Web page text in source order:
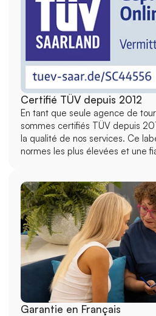
Certifié TÜV depuis 2012
En tant que seule agence de
sommes certifiés TÜV depuis
la qualité de nos services. Ce
normes les plus élevées et une
Garantie en Français